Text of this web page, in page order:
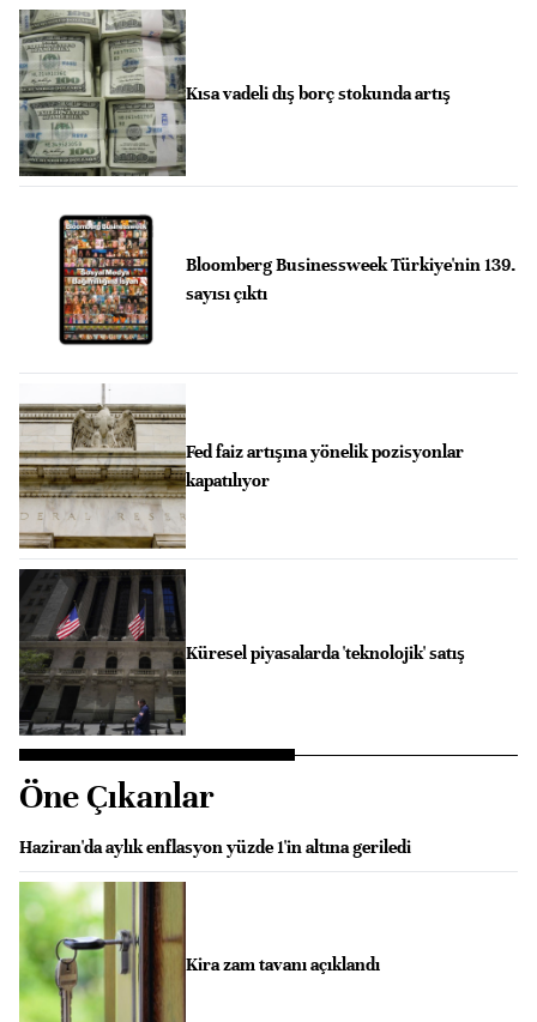
Kısa vadeli dış borç stokunda artış
Bloomberg Businessweek Türkiye'nin 139.
sayısı çıktı
Fed faiz artışına yönelik pozisyonlar
kapatılıyor
Küresel piyasalarda 'teknolojik' satış
Öne Çıkanlar
Haziran'da aylık enflasyon yüzde 1'in altına geriledi
Kira zam tavanı açıklandı